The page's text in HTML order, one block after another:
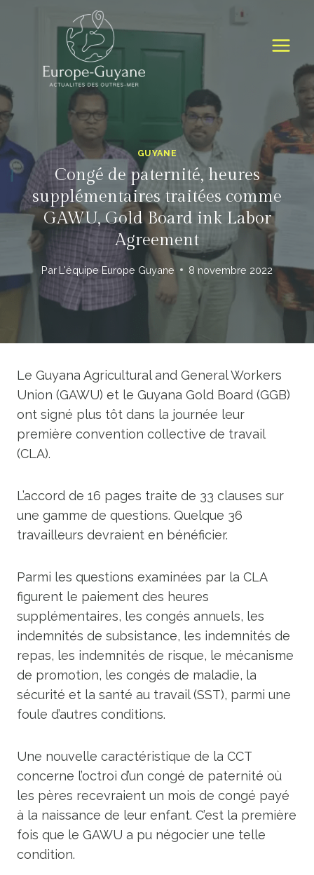
GUYANE
Congé de paternité, heures
supplémentaires traitées comme
GAWU, Gold Board ink Labor
Agreement
Par L'équipe Europe Guyane 8 novembre 2022
Le Guyana Agricultural and General Workers
Union (GAWU) et le Guyana Gold Board (GGB)
ont signé plus tôt dans la journée leur
première convention collective de travail
(CLA).
L’accord de 16 pages traite de 33 clauses sur
une gamme de questions. Quelque 36
travailleurs devraient en bénéficier.
Parmi les questions examinées par la CLA
figurent le paiement des heures
supplémentaires, les congés annuels, les
indemnités de subsistance, les indemnités de
repas, les indemnités de risque, le mécanisme
de promotion, les congés de maladie, la
sécurité et la santé au travail (SST), parmi une
foule d’autres conditions.
Une nouvelle caractéristique de la CCT
concerne l’octroi d’un congé de paternité où
les pères recevraient un mois de congé payé
à la naissance de leur enfant. C’est la première
fois que le GAWU a pu négocier une telle
condition.